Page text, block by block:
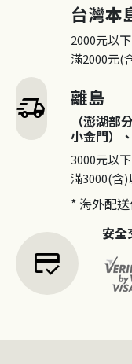
delivery_truck_speed
台灣本
2000元以下
滿2000元(
離島
（澎湖部
小金門）
3000元以下
滿3000(含)
* 海外配
credit_score
安全